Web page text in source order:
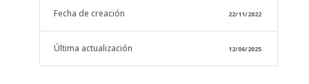
Fecha de creación 22/11/2022
Última actualización 12/06/2025